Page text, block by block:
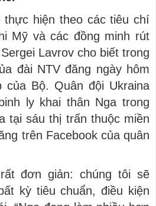
thực hiện theo các tiêu chí
Mỹ và các đồng minh rút
Lavrov cho biết trong
đài NTV đăng ngày hôm
của Bộ. Quân đội Ukraina
ly khai thân Nga trong
tại sáu thị trấn thuộc miền
trên Facebook của quân
đơn giản: chúng tôi sẽ
kỳ tiêu chuẩn, điều kiện